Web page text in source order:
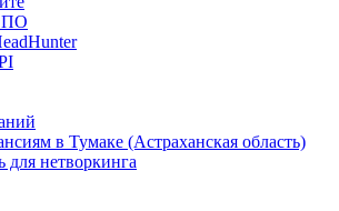
ПО
в Тумаке (Астраханская область)
для нетворкинга